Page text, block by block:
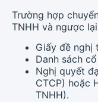
Trường hợp
TNHH và ngược lại
Giấy đề nghị
Danh sách
Nghị quyết
CTCP) hoặc
TNHH).